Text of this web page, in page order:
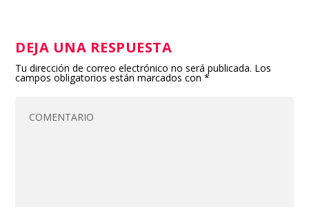
DEJA UNA RESPUESTA
Tu dirección de correo electrónico no será publicada. Los
campos obligatorios están marcados con*